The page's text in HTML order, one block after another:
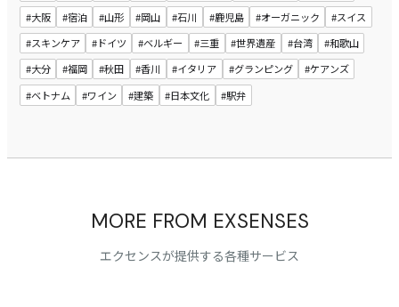
#大阪
#宿泊 #山形 #岡山 #石川 #鹿児島 #オーガニック
#スイス
#スキンケア
#ドイツ #ベルギー #三重 #世界遺産 #台湾
#和歌山
#大分
#福岡 #秋田 #香川 #イタリア #グランピング
#ケアンズ
#ベトナム
#ワイン #建築 #日本文化 #駅弁
MORE FROM EXSENSES
エクセンスが提供する各種サービス